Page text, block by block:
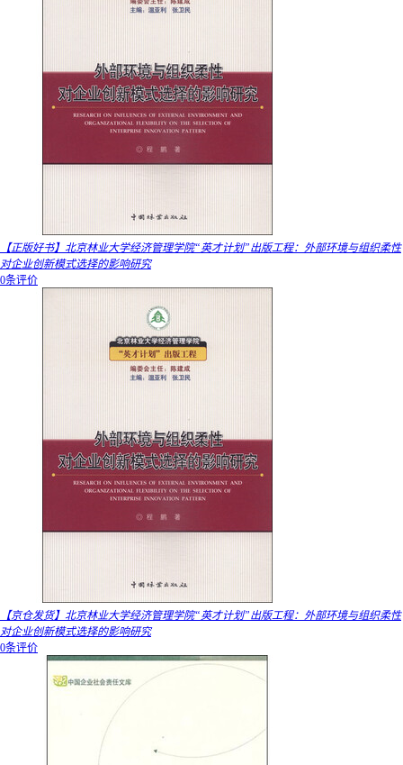
【正版好书】北京林业大学经济管理学院“英才计划”出版工程：外部环境与组织柔性
对企业创新模式选择的影响研究
0条评价
【京仓发货】北京林业大学经济管理学院“英才计划”出版工程：外部环境与组织柔性
对企业创新模式选择的影响研究
0条评价